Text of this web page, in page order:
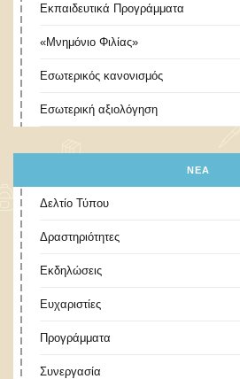
Εκπαιδευτικά Προγράμματα
«Μνημόνιο Φιλίας»
Εσωτερικός κανονισμός
Εσωτερική αξιολόγηση
ΝΕΑ
Δελτίο Τύπου
Δραστηριότητες
Εκδηλώσεις
Ευχαριστίες
Προγράμματα
Συνεργασία